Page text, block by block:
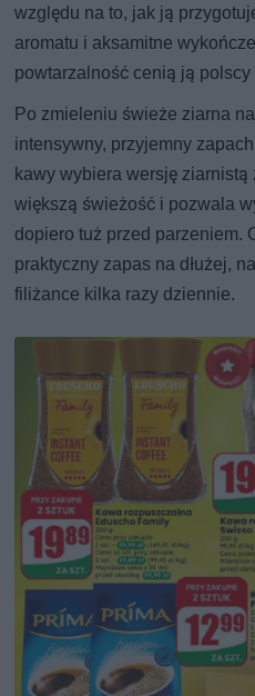
względu na to, jak ją
aromatu i aksamitne
powtarzalność cenią ją polscy
Po zmieleniu świeże ziarna
intensywny, przyjemny
kawy wybiera wersję
większą świeżość i pozwala
dopiero tuż przed parzeniem.
praktyczny zapas na dłużej,
filiżance kilka razy dziennie.